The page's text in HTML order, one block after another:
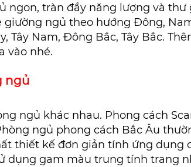
ngon, tràn đầy năng lượng và
giường ngủ theo hướng Đông,
Tây Nam, Đông Bắc, Tây Bắc.
vào nhé.
ngủ
ngủ khác nhau. Phong cách
ngủ phong cách Bắc Âu
thiết kế đơn giản tính ứng dụng
dụng gam màu trung tính trang